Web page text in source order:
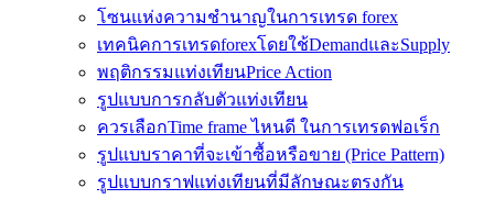
โซนแห่งความชำนาญในการเทรด forex
เทคนิคการเทรดforexโดยใช้DemandและSupply
พฤติกรรมแท่งเทียนPrice Action
รูปแบบการกลับตัวแท่งเทียน
ควรเลือกTime frame ไหนดี ในการเทรดฟอเร็ก
รูปแบบราคาที่จะเข้าซื้อหรือขาย (Price Pattern)
รูปแบบกราฟแท่งเทียนที่มีลักษณะตรงกัน